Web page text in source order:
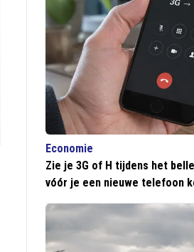
Economie
Zie je 3G of H tijdens het
vóór je een nieuwe telefoon